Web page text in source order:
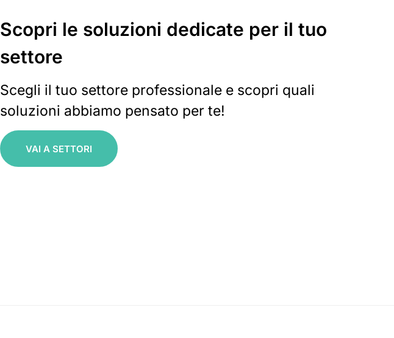
Scopri le soluzioni dedicate per il tuo
settore
Scegli il tuo settore professionale e scopri quali
soluzioni abbiamo pensato per te!
VAI A SETTORI